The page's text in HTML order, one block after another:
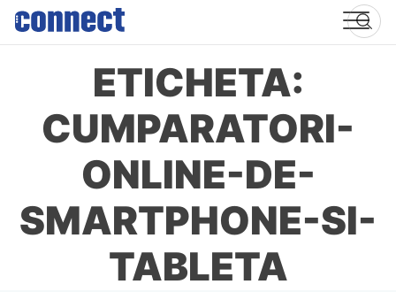
Skip
content
ETICHETA:
CUMPARATORI-
ONLINE-DE-
SMARTPHONE-SI-
TABLETA